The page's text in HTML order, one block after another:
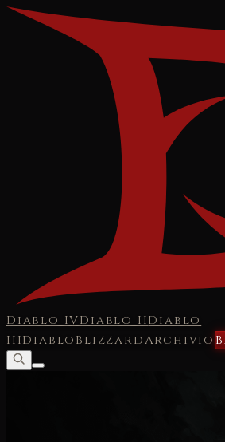
Diablo IVDiablo IIDiablo
IIIDiabloBlizzardArchivio